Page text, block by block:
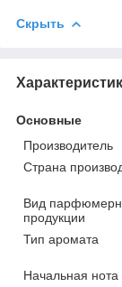
Скрыть
Основные
Производитель
Страна
Вид
продукции
Тип аромата
Начальная нота